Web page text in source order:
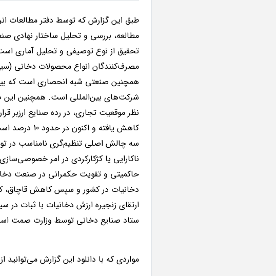
طبق این گزارش که توسط دفتر
مطالعه، بررسی و تحلیل ساختار نهادی
شرکت‌های بین‌المللی است. همچنین
نظر موقعیت تجاری، در رده صنایع ارزبر
کاهش
سه چالش اصلی تنظیم‌گری نامناسب در
ناکارایی یا کژکارکردی در امر
حاکمیتی و تقویت حکمرانی در صنعت
دخانیات در کشور و سپس کاهش قاچاق،
ارتقای زنجیره ارزش دخانیات با ثبات
ستاد صنایع دخانی توسط وزارت صمت
مواردی که با دانلود این گزارش می‌توانید